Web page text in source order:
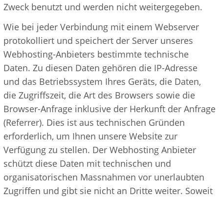
Zweck benutzt und werden nicht weitergegeben.
Wie bei jeder Verbindung mit einem Webserver
protokolliert und speichert der Server unseres
Webhosting-Anbieters bestimmte technische
Daten. Zu diesen Daten gehören die IP-Adresse
und das Betriebssystem Ihres Geräts, die Daten,
die Zugriffszeit, die Art des Browsers sowie die
Browser-Anfrage inklusive der Herkunft der Anfrage
(Referrer). Dies ist aus technischen Gründen
erforderlich, um Ihnen unsere Website zur
Verfügung zu stellen. Der Webhosting Anbieter
schützt diese Daten mit technischen und
organisatorischen Massnahmen vor unerlaubten
Zugriffen und gibt sie nicht an Dritte weiter. Soweit